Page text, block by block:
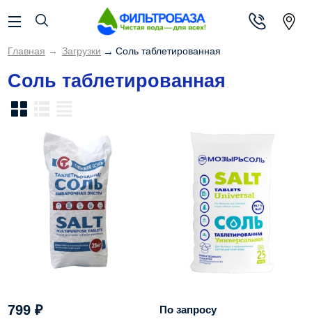
Главная → Загрузки → Соль таблетированная
Соль таблетированная
799 ₽ По запросу